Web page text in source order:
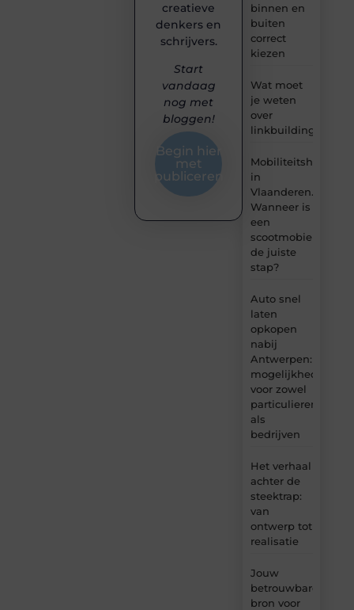
binnen en
buiten
correct
kiezen
Wat moet
je weten
over
linkbuilding?
in
Vlaanderen.
Wanneer is
een
scootmobiel
de juiste
stap?
Auto snel
laten
opkopen
nabij
Antwerpen:
mogelijkheden
voor zowel
particulieren
als
bedrijven
Het verhaal
achter de
steektrap:
van
ontwerp tot
realisatie
Jouw
betrouwbare
bron voor
creatieve
denkers en
schrijvers.
Start
vandaag
nog met
bloggen!
Begin hier
met
publiceren